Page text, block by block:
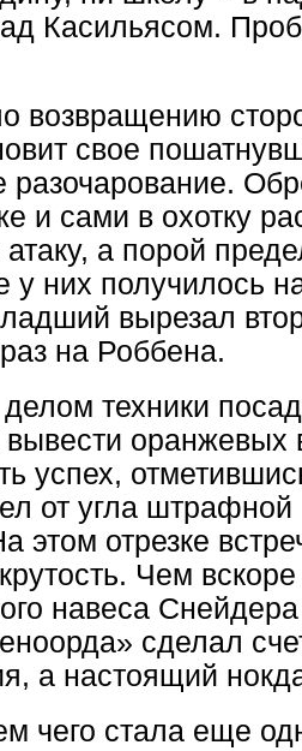
Касильясом.
возвращению
свое
и сами в охотку
а порой
у них получилось
вырезал
на Роббена.
техники
оранжевых
успех,
от угла
этом отрезке
Чем
навеса
сделал
а настоящий
чего стала еще